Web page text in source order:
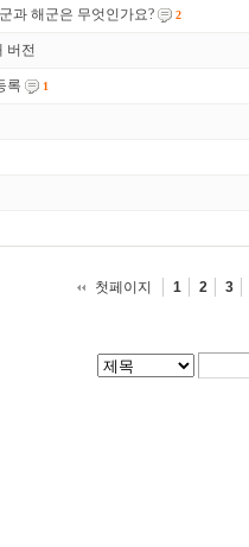
과 해군은 무엇인가요? 2
버전
록 1
첫페이지
1 2 3